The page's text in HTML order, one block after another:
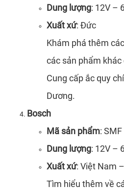
Dung lượng: 12V –
Xuất xứ: Đức
Khám phá thêm
các sản phẩm
Cung cấp ắc quy
Dương.
Bosch
Mã sản phẩm:
Dung lượng: 12V –
Xuất xứ: Việt Nam
Tìm hiểu thêm về